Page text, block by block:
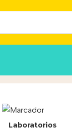
Laboratorios